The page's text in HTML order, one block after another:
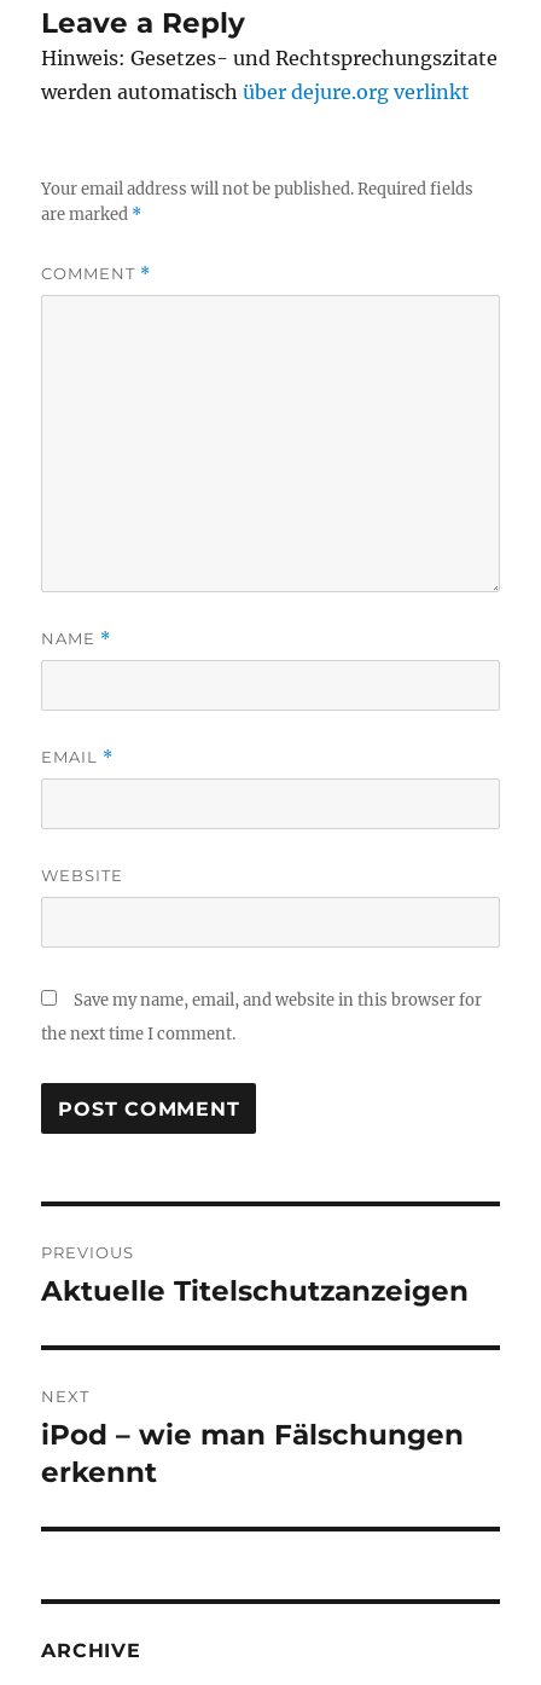
Leave a Reply
Hinweis: Gesetzes- und Rechtsprechungszitate
werden automatischüber dejure.org verlinkt
Your email address will not be published. Required fields
are marked *
COMMENT *
NAME *
EMAIL *
WEBSITE
Save my name, email, and website in this browser for
the next time I comment.
navigation
PREVIOUS
Previous
Aktuelle Titelschutzanzeigen
NEXT
Next
post:
iPod – wie man Fälschungen
erkennt
ARCHIVE